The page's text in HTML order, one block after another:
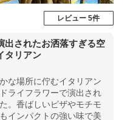
レビュー 5件
出されたお洒落すぎる空
タリアン
な場所に佇むイタリアン
ライフラワーで演出され
。香ばしいピザやモチモ
インパクトの強い味で美